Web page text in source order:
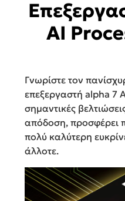
AI
Γνωρίστε τον
επεξεργαστή alpha 7
σημαντικές
απόδοση, προσφέρει
πολύ καλύτερη
άλλοτε.